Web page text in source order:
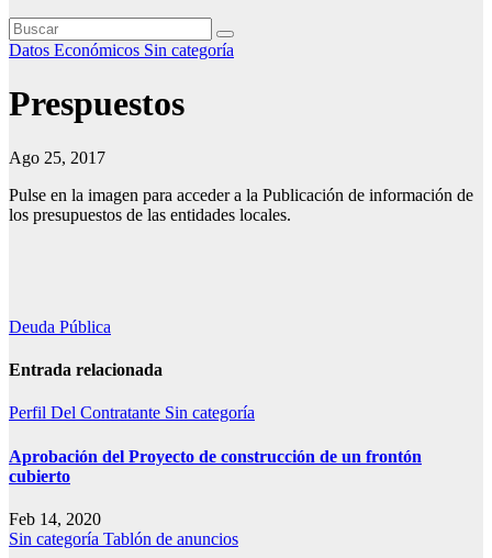
Datos Económicos Sin categoría
Prespuestos
Ago 25, 2017
Pulse en la imagen para acceder a la Publicación de información de
los presupuestos de las entidades locales.
Navegación
de
Deuda Pública
Entrada relacionada
Perfil Del Contratante Sin categoría
Aprobación del Proyecto de construcción de un frontón
cubierto
Feb 14, 2020
Sin categoría Tablón de anuncios